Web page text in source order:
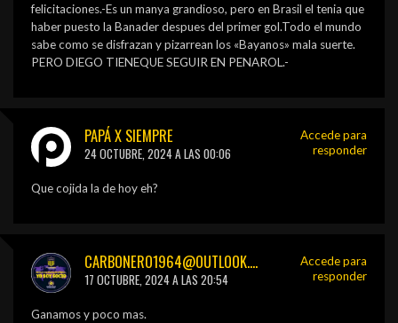
felicitaciones.-Es un manya grandioso, pero en Brasil el tenia que
haber puesto la Banader despues del primer gol.Todo el mundo
sabe como se disfrazan y pizarrean los «Bayanos» mala suerte.
PERO DIEGO TIENEQUE SEGUIR EN PENAROL.-
PAPÁ X SIEMPRE
24 OCTUBRE, 2024 A LAS 00:06
Que cojida la de hoy eh?
Accede para
responder
CARBONERO1964@OUTLOOK.COM
17 OCTUBRE, 2024 A LAS 20:54
Ganamos y poco mas.
Accede para
responder